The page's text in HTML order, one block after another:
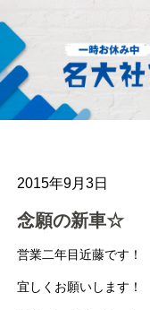
2015年9月3日
念願の新車☆
営業二年目近藤です！
宜しくお願いします！